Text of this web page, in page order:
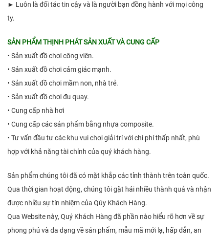
► Luôn là đối tác tin cậy và là người bạn đồng hành với mọi công
ty.
SẢN PHẨM THỊNH PHÁT SẢN XUẤT VÀ CUNG CẤP
• Sản xuất đồ chơi công viên.
• Sản xuất đồ chơi cảm giác mạnh.
• Sản xuất đồ chơi mầm non, nhà trẻ.
• Sản xuất đồ chơi đu quay.
• Cung cấp nhà hơi
• Cung cấp các sản phẩm bằng nhựa composite.
• Tư vấn đầu tư các khu vui chơi giải trí với chi phí thấp nhất, phù
hợp với khả năng tài chính của quý khách hàng.
Sản phẩm chúng tôi đã có mặt khắp các tỉnh thành trên toàn quốc.
Qua thời gian hoạt động, chúng tôi gặt hái nhiều thành quả và nhận
được nhiều sự tín nhiệm của Qúy Khách Hàng.
Qua Website này, Quý Khách Hàng đã phần nào hiểu rõ hơn về sự
phong phú và đa dạng về sản phẩm, mẫu mã mới lạ, hấp dẫn, an